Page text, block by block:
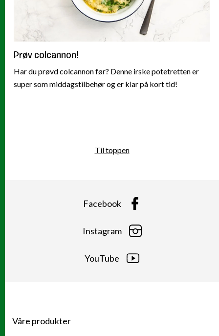
Prøv colcannon!
Har du prøvd colcannon før? Denne irske potetretten er
super som middagstilbehør og er klar på kort tid!
Til toppen
Facebook
Instagram
YouTube
Snarveier
Våre produkter